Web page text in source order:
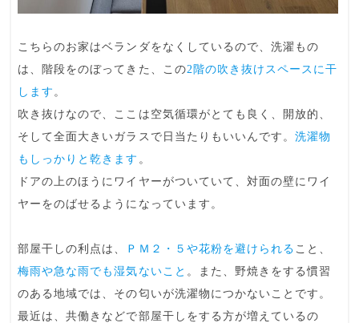
こちらのお家はベランダをなくしているので、洗濯もの
は、階段をのぼってきた、この2階の吹き抜けスペースに干
します 。
吹き抜けなので、ここは 空気循環がとても良く 、開放的、
そして全面大きいガラスで日当たりもいいんです。洗濯物
もしっかりと乾きます 。
ドアの上のほうにワイヤーがついていて、 対面の壁にワイ
ヤーをのばせるように なっています。
部屋干しの利点は、 ＰＭ２・５や花粉を避けられる こと、
梅雨や急な雨でも湿気ないこと 。また、野焼きをする慣習
のある地域では、その匂いが洗濯物につかないことです。
最近は、共働きなどで部屋干しをする方が増えているの